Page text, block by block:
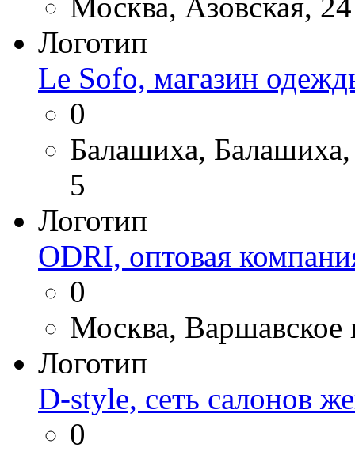
Логотип
Le Sofo, магазин
0
Балашиха, Балашиха,
5
Логотип
ODRI, оптовая
0
Москва, Варшавское
Логотип
D-style, сеть салонов
0